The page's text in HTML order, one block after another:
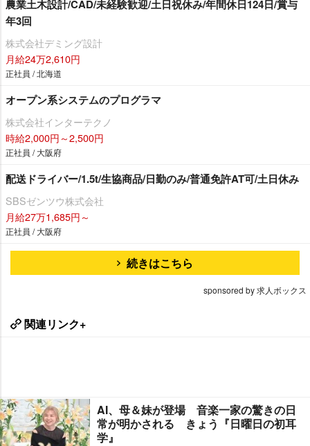
農業土木設計/CAD/未経験歓迎/土日祝休み/年間休日124日/賞与
年3回
株式会社デミング設計
月給24万2,610円
正社員 / 北海道
オープン系システムのプログラマ
株式会社インターテクノ
時給2,000円～2,500円
正社員 / 大阪府
配送ドライバー/1.5t/生協商品/日勤のみ/普通免許AT可/土日休み
SBSゼンツウ株式会社
月給27万1,685円～
正社員 / 大阪府
続きはこちら
sponsored by 求人ボックス
関連リンク+
AI、母＆妹が登場 音楽一家の驚きの日
常が明かされる きょう『日曜日の初耳
学』